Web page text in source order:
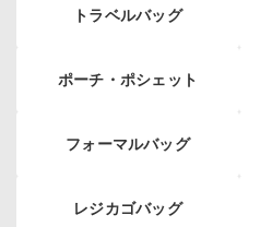
トラベルバッグ
ポーチ・ポシェット
フォーマルバッグ
レジカゴバッグ